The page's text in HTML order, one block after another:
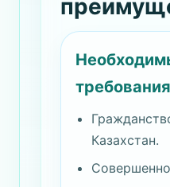
требования
Казахстан.